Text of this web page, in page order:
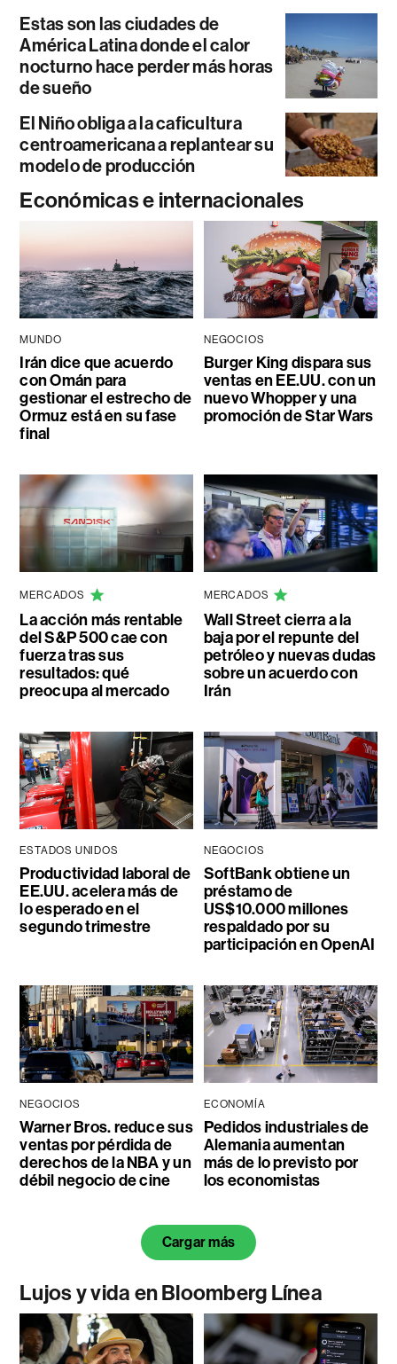
Estas son las ciudades de
América Latina donde el calor
nocturno hace perder más horas
de sueño
El Niño obliga a la caficultura
centroamericana a replantear su
modelo de producción
Económicas e internacionales
MUNDO
Irán dice que acuerdo
con Omán para
gestionar el estrecho de
Ormuz está en su fase
final
NEGOCIOS
Burger King dispara sus
ventas en EE.UU. con un
nuevo Whopper y una
promoción de Star Wars
MERCADOS
La acción más rentable
del S&P 500 cae con
fuerza tras sus
resultados: qué
preocupa al mercado
MERCADOS
Wall Street cierra a la
baja por el repunte del
petróleo y nuevas dudas
sobre un acuerdo con
Irán
ESTADOS UNIDOS
Productividad laboral de
EE.UU. acelera más de
lo esperado en el
segundo trimestre
NEGOCIOS
SoftBank obtiene un
préstamo de
US$10.000 millones
respaldado por su
participación en OpenAI
NEGOCIOS
Warner Bros. reduce sus
ventas por pérdida de
derechos de la NBA y un
débil negocio de cine
ECONOMÍA
Pedidos industriales de
Alemania aumentan
más de lo previsto por
los economistas
Cargar más
Lujos y vida en Bloomberg Línea